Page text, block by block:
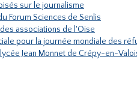
sur le journalisme
Forum Sciences de Senlis
associations de l'Oise
pour la journée mondiale des
Jean Monnet de Crépy-en-